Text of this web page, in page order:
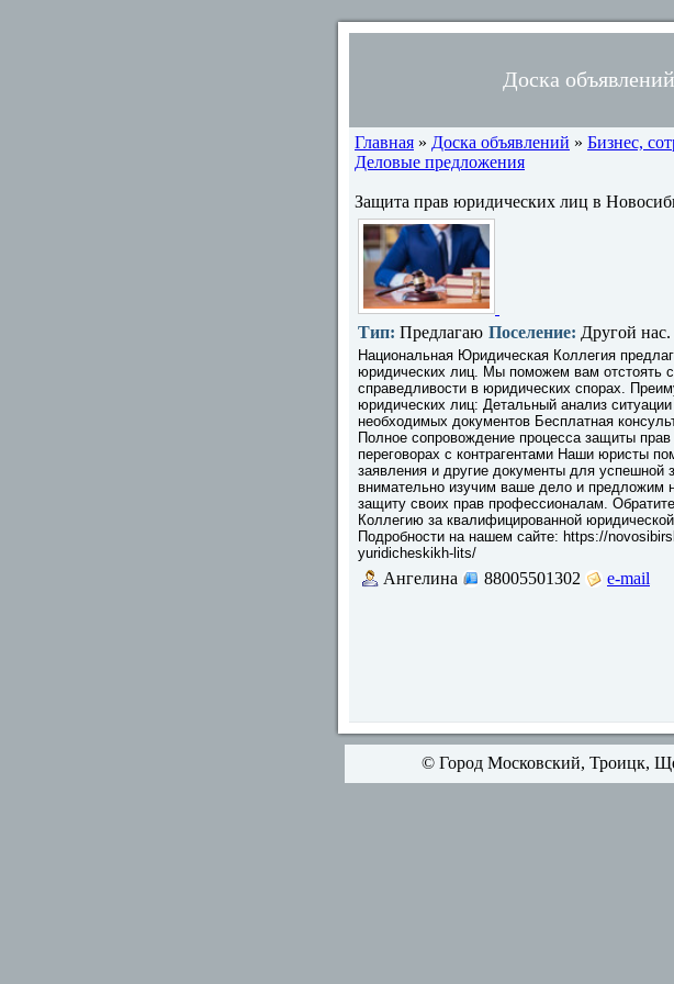
Доска
Главная » Доска объявлений » Бизнес,
Деловые предложения
Защита прав юридических лиц в
Тип: Предлагаю Поселение: Другой
Национальная Юридическая Коллегия
юридических лиц. Мы поможем вам отстоять
справедливости в юридических спорах.
юридических лиц: Детальный анализ
необходимых документов Бесплатная
Полное сопровождение процесса защиты
переговорах с контрагентами Наши юристы
заявления и другие документы для
внимательно изучим ваше дело и предложим
защиту своих прав профессионалам.
Коллегию за квалифицированной
Подробности на нашем сайте: https://
yuridicheskikh-lits/
Ангелина 88005501302 e-mail
© Город Московский, Троицк,